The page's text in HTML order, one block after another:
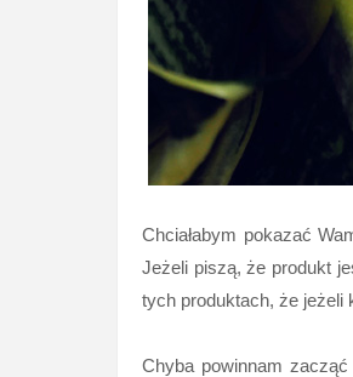
Chciałabym pokazać
Jeżeli piszą, że produkt
tych produktach, że jeżeli
Chyba powinnam